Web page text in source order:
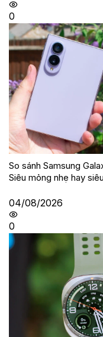
0
So sánh Samsung
Siêu mỏng nhẹ hay
04/08/2026
0